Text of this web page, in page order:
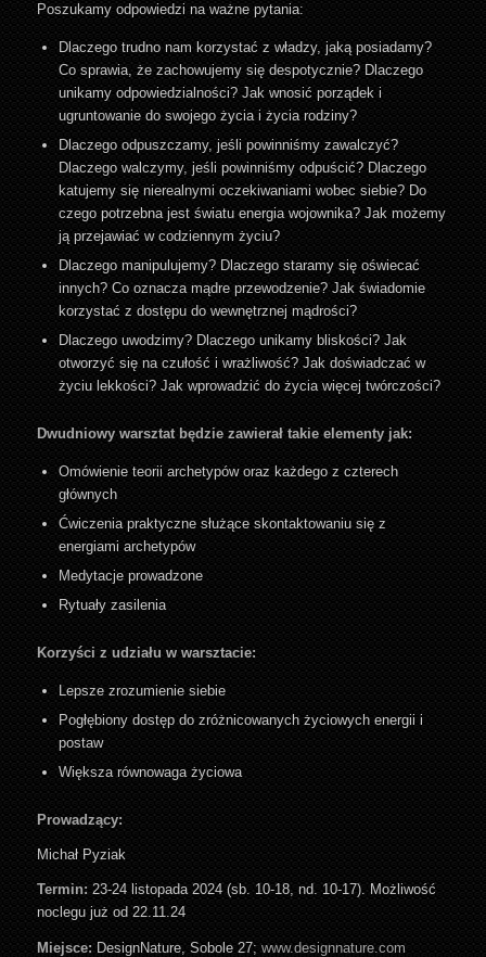
Poszukamy odpowiedzi na ważne pytania:
Dlaczego trudno nam korzystać z władzy, jaką posiadamy?
Co sprawia, że zachowujemy się despotycznie? Dlaczego
unikamy odpowiedzialności? Jak wnosić porządek i
ugruntowanie do swojego życia i życia rodziny?
Dlaczego odpuszczamy, jeśli powinniśmy zawalczyć?
Dlaczego walczymy, jeśli powinniśmy odpuścić? Dlaczego
katujemy się nierealnymi oczekiwaniami wobec siebie? Do
czego potrzebna jest światu energia wojownika? Jak możemy
ją przejawiać w codziennym życiu?
Dlaczego manipulujemy? Dlaczego staramy się oświecać
innych? Co oznacza mądre przewodzenie? Jak świadomie
korzystać z dostępu do wewnętrznej mądrości?
Dlaczego uwodzimy? Dlaczego unikamy bliskości? Jak
otworzyć się na czułość i wrażliwość? Jak doświadczać w
życiu lekkości? Jak wprowadzić do życia więcej twórczości?
Dwudniowy warsztat będzie zawierał takie elementy jak:
Omówienie teorii archetypów oraz każdego z czterech
głównych
Ćwiczenia praktyczne służące skontaktowaniu się z
energiami archetypów
Medytacje prowadzone
Rytuały zasilenia
Korzyści z udziału w warsztacie:
Lepsze zrozumienie siebie
Pogłębiony dostęp do zróżnicowanych życiowych energii i
postaw
Większa równowaga życiowa
Prowadzący:
Michał Pyziak
Termin: 23-24 listopada 2024 (sb. 10-18, nd. 10-17). Możliwość
noclegu już od 22.11.24
Miejsce: DesignNature, Sobole 27; www.designnature.com